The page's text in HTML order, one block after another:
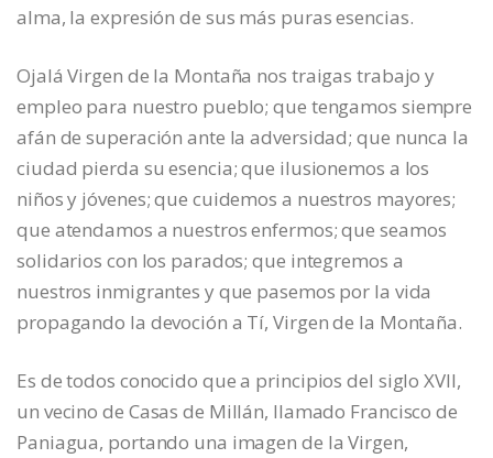
alma, la expresión de sus más puras esencias.
Ojalá Virgen de la Montaña nos traigas trabajo y
empleo para nuestro pueblo; que tengamos siempre
afán de superación ante la adversidad; que nunca la
ciudad pierda su esencia; que ilusionemos a los
niños y jóvenes; que cuidemos a nuestros mayores;
que atendamos a nuestros enfermos; que seamos
solidarios con los parados; que integremos a
nuestros inmigrantes y que pasemos por la vida
propagando la devoción a Tí, Virgen de la Montaña.
Es de todos conocido que a principios del siglo XVII,
un vecino de Casas de Millán, llamado Francisco de
Paniagua, portando una imagen de la Virgen,